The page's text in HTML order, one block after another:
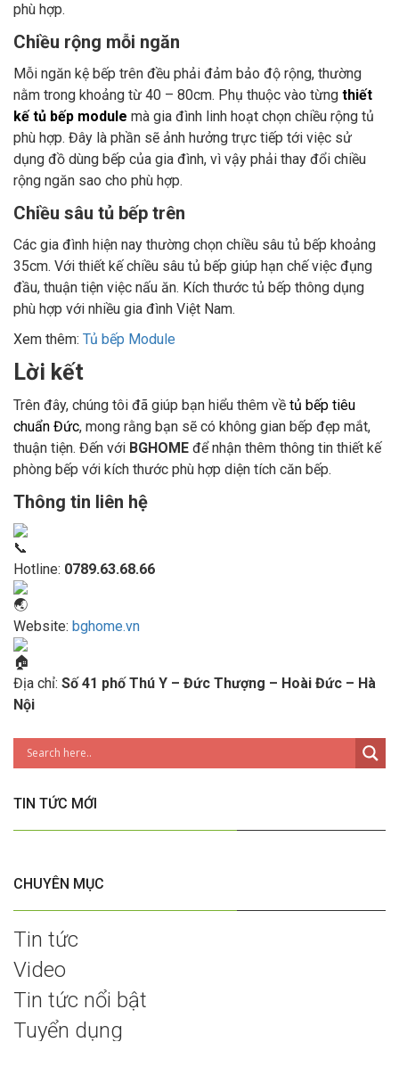
phù hợp.
Chiều rộng mỗi ngăn
Mỗi ngăn kệ bếp trên đều phải đảm bảo độ rộng, thường
nằm trong khoảng từ 40 – 80cm. Phụ thuộc vào từng thiết
kế tủ bếp module mà gia đình linh hoạt chọn chiều rộng tủ
phù hợp. Đây là phần sẽ ảnh hưởng trực tiếp tới việc sử
dụng đồ dùng bếp của gia đình, vì vậy phải thay đổi chiều
rộng ngăn sao cho phù hợp.
Chiều sâu tủ bếp trên
Các gia đình hiện nay thường chọn chiều sâu tủ bếp khoảng
35cm. Với thiết kế chiều sâu tủ bếp giúp hạn chế việc đụng
đầu, thuận tiện việc nấu ăn. Kích thước tủ bếp thông dụng
phù hợp với nhiều gia đình Việt Nam.
Xem thêm: Tủ bếp Module
Lời kết
Trên đây, chúng tôi đã giúp bạn hiểu thêm về tủ bếp tiêu
chuẩn Đức, mong rằng bạn sẽ có không gian bếp đẹp mắt,
thuận tiện. Đến với BGHOME để nhận thêm thông tin thiết kế
phòng bếp với kích thước phù hợp diện tích căn bếp.
Thông tin liên hệ
Hotline: 0789.63.68.66
Website: bghome.vn
Địa chỉ: Số 41 phố Thú Y – Đức Thượng – Hoài Đức – Hà
Nội
TIN TỨC MỚI
CHUYÊN MỤC
Tin tức
Video
Tin tức nổi bật
Tuyển dụng